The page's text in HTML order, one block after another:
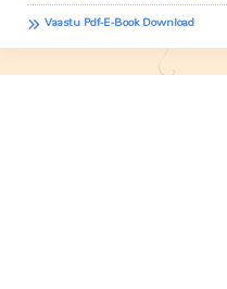
Vaastu Pdf-E-Book Download